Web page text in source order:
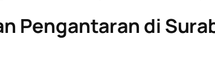
Pengantaran di